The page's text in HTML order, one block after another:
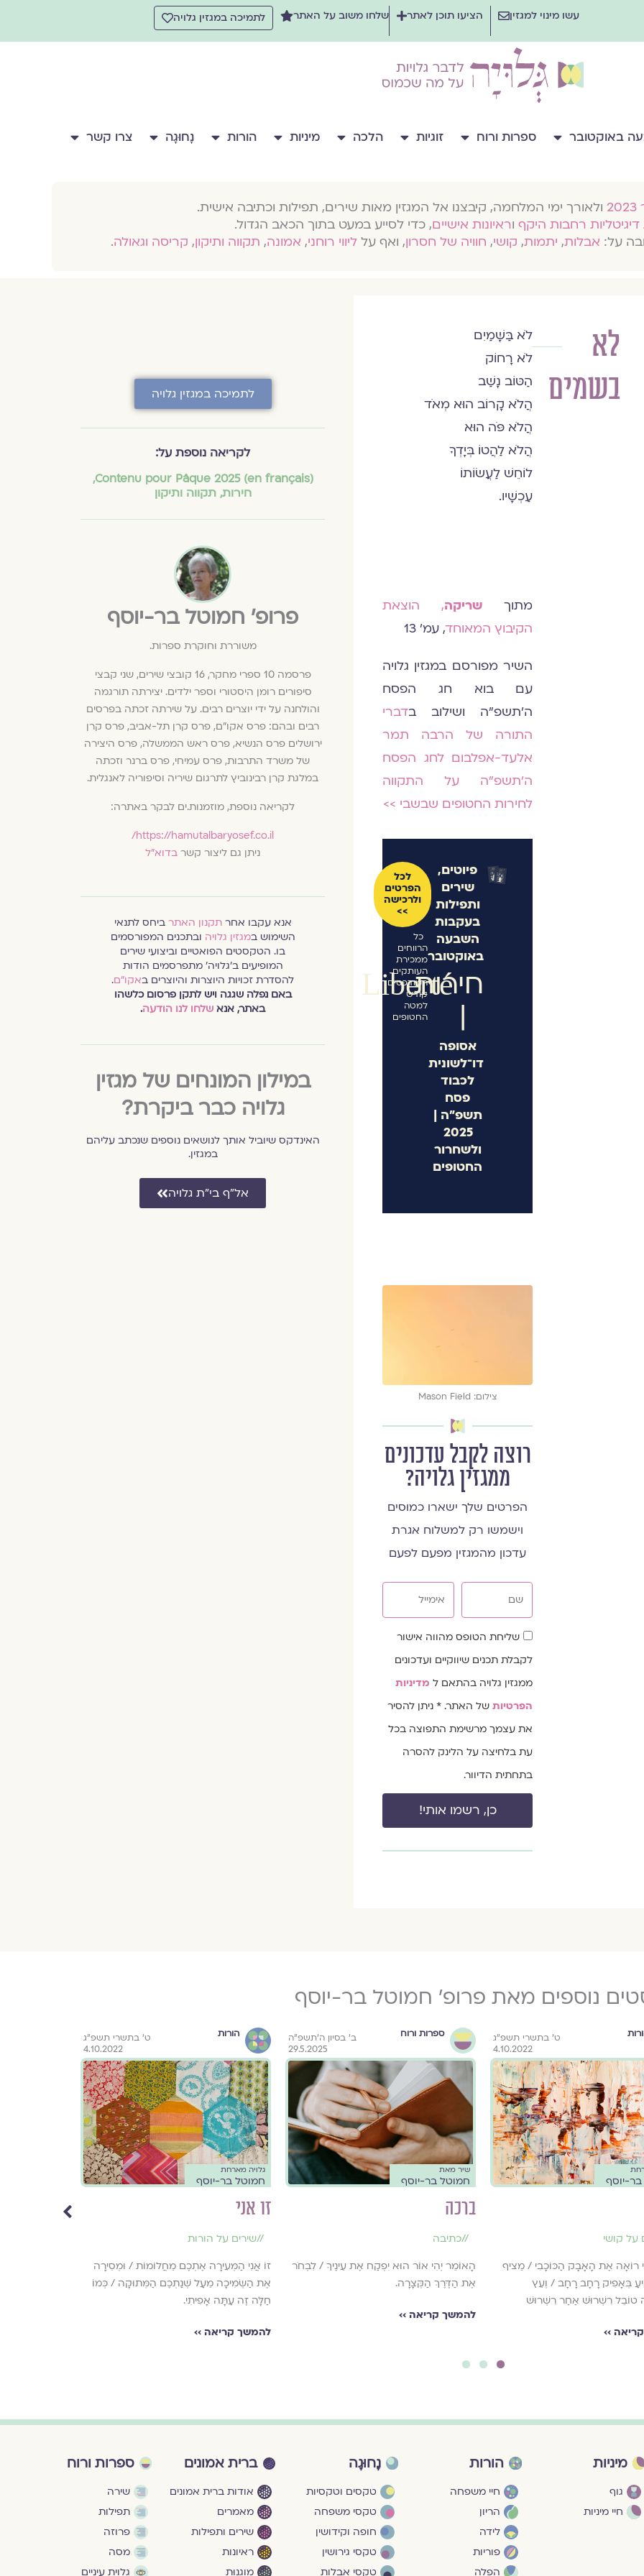
עשו מינוי למגזין הציעו תוכן לאתר שלחו משוב על האתר לתמיכה במגזין גלויה
באוקטובר ספרות ורוח זוגיות הלכה מיניות הורות נָחוּגָה צרו קשר
ולאורך ימי המלחמה, קיבצנו אל המגזין מאות שירים, תפילות וכתיבה אישית.
רחבות היקף וראיונות אישיים, כדי לסייע במעט בתוך הכאב הגדול.
על: אבלות, יתמות, קושי, חוויה של חסרון, ואף על ליווי רוחני, אמונה, תקווה ותיקון, קריסה וגאולה.
לא
בשמים
פרופ׳
חמוטל
בר-יוסף
לֹא בַּשָּׁמַיִם
לֹא רָחוֹק
הַטּוֹב נָשַׁב
הֲלֹא קָרוֹב הוּא מְאֹד
הֲלֹא פֹּה הוּא
הֲלֹא לַהֲטוֹ בְּיָדְךָ
לוֹחֵשׁ לַעֲשׂוֹתוֹ
עַכְשָׁיו.
מתוך שריקה, הוצאת
הקיבוץ המאוחד, עמ' 13
השיר מפורסם במגזין גלויה
עם בוא חג הפסח
ה׳תשפ״ה ושילוב בדברי
התורה של הרבה תמר
אלעד-אפלבום לחג הפסח
ה׳תשפ״ה על התקווה
לחירות החטופים שבשבי >>
פיוטים,
שירים
ותפילות
בעקבות
השבעה
באוקטובר
חירות
|
Liberté
אסופה
דו־לשונית
לכבוד
פסח
תשפ"ה |
2025
ולשחרור
החטופים
לכל
הפרטים
ולרכישה
>>
כל
הרווחים
ממכירת
העותקים
המודפסים
קודש
למטה
החטופים
צילום: Mason Field
רוצה לקבל עדכונים
ממגזין גלויה?
הפרטים שלך ישארו כמוסים
וישמשו רק למשלוח אגרת
עדכון מהמגזין מפעם לפעם
שדהשליחת הטופס מהווה אישור
לקבלת תכנים שיווקיים ועדכונים
ממגזין גלויה בהתאם למדיניות
הפרטיותשל האתר. * ניתן להסיר
את עצמך מרשימת התפוצה בכל
עת בלחיצה על הלינק להסרה
בתחתית הדיוור.
כן, רשמו אותי!
לתמיכה במגזין גלויה
לקריאה נוספת על:
(en français) Contenu pour Pâque 2025
,
חירות,תקווה ותיקון
פרופ׳ חמוטל בר-יוסף
משוררת וחוקרת ספרות.
פרסמה 10 ספרי מחקר, 16 קובצי שירים, שני קבצי
סיפורים רומן היסטורי וספר ילדים. יצירתה תורגמה
והולחנה על ידי יוצרים רבים. על שירתה זכתה בפרסים
רבים ובהם: פרס אקו"ם, פרס קרן תל-אביב, פרס קרן
ירושלים פרס הנשיא, פרס ראש הממשלה, פרס היצירה
של משרד התרבות, פרס עמיחי, פרס ברנר וזכתה
במלגת קרן רבינוביץ לתרגום שיריה וסיפוריה לאנגלית.
לקריאה נוספת, מוזמנות.ים לבקר באתרה:
https://hamutalbaryosef.co.il/
ניתן גם ליצור קשר בדוא"ל
אנא עקבו אחרתקנון האתר ביחס לתנאי
השימוש במגזין גלויה ובתכנים המפורסמים
בו. הטקסטים הפואטיים וביצועי שירים
המופיעים ב׳גלויה׳ מתפרסמים הודות
להסדרת זכויות היוצרות והיוצרים באקו״ם.
באם נפלה שגגה ויש לתקן פרסום כלשהו
באתר, אנא שלחו לנו הודעה.
במילון המונחים של מגזין
גלויה כבר ביקרת?
האינדקס שיוביל אותך לנושאים נוספים שנכתב עליהם
במגזין.
אל״ף בי״ת גלויה
נוספים מאת פרופ׳ חמוטל בר-יוסף
ט׳ בתשרי תשפ״ג
4.10.2022
יוסף
על קושי
רוֹאָה אֶת הָאָבָק הַכּוֹכָבִי / מֵציף
בְּאָפִיק רָחָב רָחָב / וְעֵץ
טוֹבֵל רִשְׁרוּשׁ אַחַר רִשְׁרוּשׁ
››
ספרות ורוח
ב׳ בסיון ה׳תשפ״ה
29.5.2025
שיר מאת
חמוטל בר-יוסף
ברכה
//כתיבה
הָאוֹמֵר יְהִי אוֹר הוּא יִפְקַח אֶת עֵינֶיךָ / לִבְחֹר
אֶת הַדֶּרֶךְ הַקְּצָרָה.
להמשך קריאה ››
הורות
ט׳ בתשרי תשפ״ג
4.10.2022
גלויה מארחת
חמוטל בר-יוסף
זו אני
//שירים על הורות
זוֹ אֲנִי הַמְּעִירָה אֶתְכֶם מֵחֲלוֹמוֹת / וּמְסִירָה
אֶת הַשְּׂמִיכָה מֵעַל שְׁנַתְכֶם הַמְּתוּקָה / כְּמוֹ
חַלָּה זֶה עַתָּה אָפִיתִי.
להמשך קריאה ››
לאה יולדת
1
מיניות
גוף
חיי מיניות
הורות
חיי משפחה
הריון
לידה
פוריות
הפלה
נָחוּגָה
טקסים וטקסיות
טקסי משפחה
חופה וקידושין
טקסי גירושין
טקסי אבלות
ברית אמונים
אודות ברית אמונים
מאמרים
שירים ותפילות
ראיונות
מוגנוּת
ספרות ורוח
שירה
תפילות
פרוזה
מסה
גלוית עיניים